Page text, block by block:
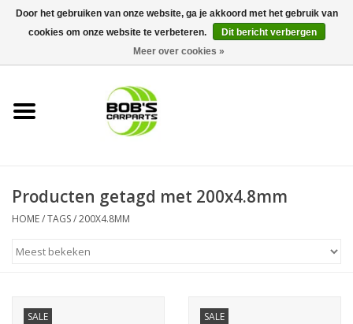
0 Artikelen - €0,00
KS TOOLS
Next Gereedschapswagens
Opbergsystemen
Producten getagd met 200x4.8mm
HOME/TAGS/200X4.8MM
SALE SALE
Door het gebruiken van onze website, ga je akkoord met het gebruik van
cookies om onze website te verbeteren.
Dit bericht verbergen
Meer over cookies »